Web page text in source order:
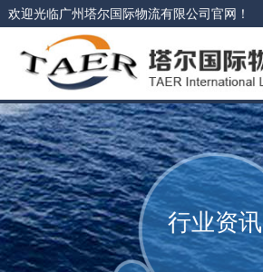
欢迎光临广州塔尔国际物流有限公司官网！
行业资讯